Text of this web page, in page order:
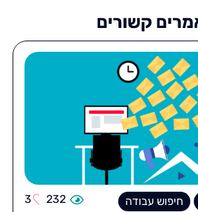
קשורים
חיפוש עבודה
232
3